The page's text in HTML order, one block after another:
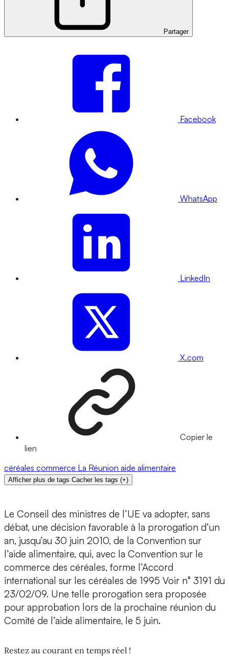
Partager
Facebook
WhatsApp
LinkedIn
X.com
Copier le
lien
céréales commerce La Réunion aide alimentaire
Afficher plus de tags Cacher les tags (+)
Le Conseil des ministres de l’UE va adopter, sans
débat, une décision favorable à la prorogation d’un
an, jusqu’au 30 juin 2010, de la Convention sur
l’aide alimentaire, qui, avec la Convention sur le
commerce des céréales, forme l’Accord
international sur les céréales de 1995 Voir n° 3191 du
23/02/09. Une telle prorogation sera proposée
pour approbation lors de la prochaine réunion du
Comité de l’aide alimentaire, le 5 juin.
Restez au courant en temps réel !